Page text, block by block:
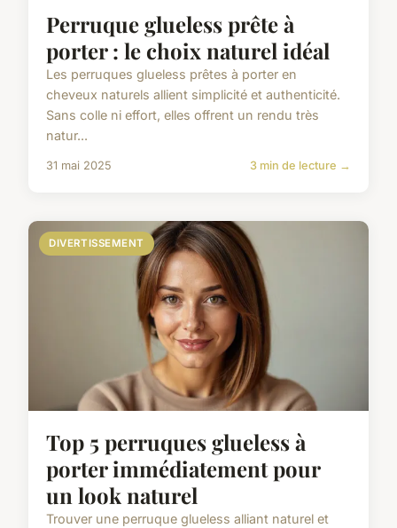
Perruque glueless prête à
porter : le choix naturel idéal
Les perruques glueless prêtes à porter en
cheveux naturels allient simplicité et authenticité.
Sans colle ni effort, elles offrent un rendu très
natur...
31 mai 2025 3 min de lecture →
DIVERTISSEMENT
Top 5 perruques glueless à
porter immédiatement pour
un look naturel
Trouver une perruque glueless alliant naturel et